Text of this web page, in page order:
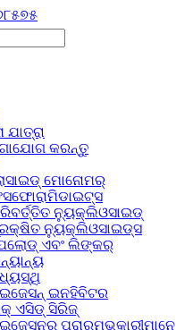
ଯାତ୍ରା
କରନ୍ତୁ
ମୋନୋମର୍
ନ୍ୟୁକ୍ଲିଓସାଇଡ୍
ନ୍ୟୁକ୍ଲିଓସାଇଡ୍ସ
ଏବଂ ଲିଙ୍କର୍
ଇନହିବିଟର
ଏସିଡ୍ ସିରିଜ୍
ପ୍ରାରମ୍ଭକାରୀମାନେ